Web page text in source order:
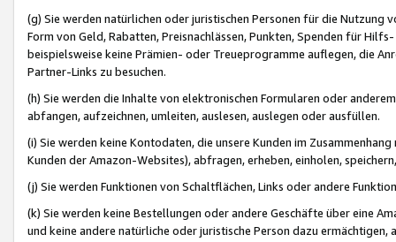
(g) Sie werden natürlichen oder juristischen Personen für die Nutzung
Form von Geld, Rabatten, Preisnachlässen, Punkten, Spenden für
beispielsweise keine Prämien- oder Treueprogramme auflegen, die
Partner-Links zu besuchen.
(h) Sie werden die Inhalte von elektronischen Formularen oder
abfangen, aufzeichnen, umleiten, auslesen, auslegen oder ausfüllen.
(i) Sie werden keine Kontodaten, die unsere Kunden im
Kunden der Amazon-Websites), abfragen, erheben, einholen,
(j) Sie werden Funktionen von Schaltflächen, Links oder andere
(k) Sie werden keine Bestellungen oder andere Geschäfte über eine
und keine andere natürliche oder juristische Person dazu